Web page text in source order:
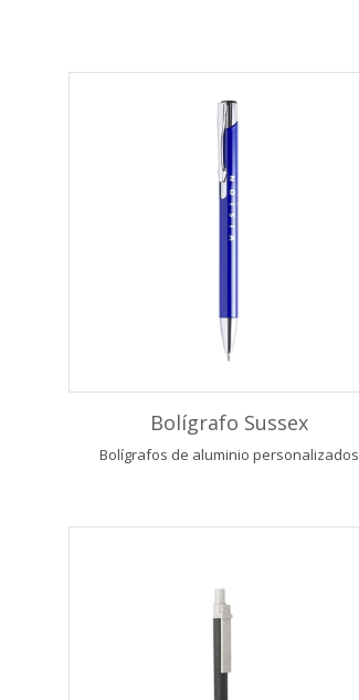
Bolígrafo Sussex
Bolígrafos de aluminio personalizados